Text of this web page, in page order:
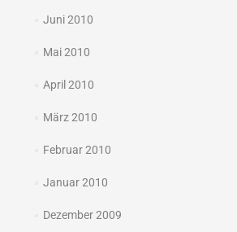
Juni 2010
Mai 2010
April 2010
März 2010
Februar 2010
Januar 2010
Dezember 2009